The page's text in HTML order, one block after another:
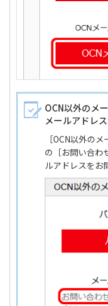
OCN以外のメ
メールアドレ
［OCN以外の
の［お問い合わ
ルアドレスをお